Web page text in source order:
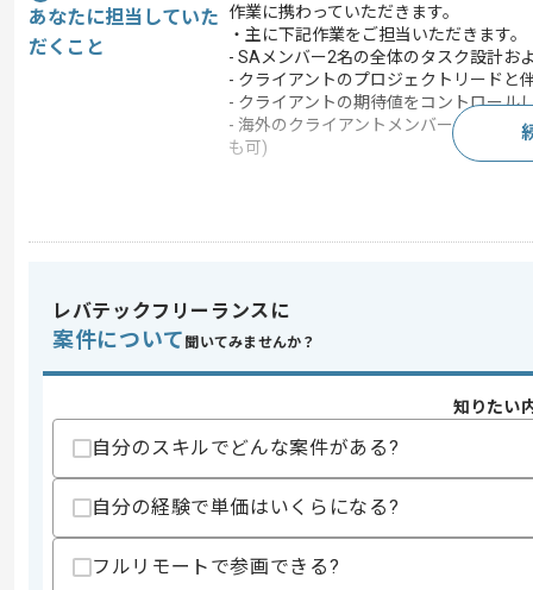
あなたに担当していた
だくこと
作業に携わっていただきます。
・主に下記作業をご担当いただきます。
- SAメンバー2名の全体のタスク設計お
- クライアントのプロジェクトリードと
- クライアントの期待値をコントロール
- 海外のクライアントメンバーとの討議
も可)
求めるスキル
・ITインフラ知見(認証、デバイス関連
・英語での読み書き（ドキュメント作成
スキルに不安がある方へ
上記に似た経験やスキルをお持ちであれば
精算・お支払い
精算条件
精算基準時間
140時間〜180時間
支払いサイト
レバテックフリーランスに
案件について 聞いてみませんか？
知りたい
自分のスキルでどんな案件がある?
自分の経験で単価はいくらになる?
フルリモートで参画できる?